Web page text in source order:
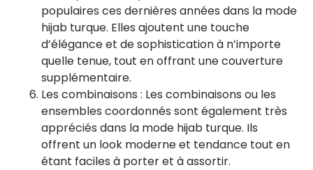
populaires ces dernières années dans la mode
hijab turque. Elles ajoutent une touche
d’élégance et de sophistication à n’importe
quelle tenue, tout en offrant une couverture
supplémentaire.
Les combinaisons : Les combinaisons ou les
ensembles coordonnés sont également très
appréciés dans la mode hijab turque. Ils
offrent un look moderne et tendance tout en
étant faciles à porter et à assortir.